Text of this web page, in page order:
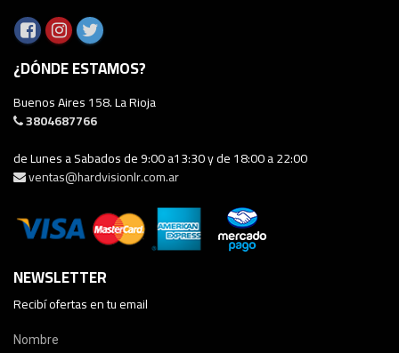
¿DÓNDE ESTAMOS?
Buenos Aires 158. La Rioja
3804687766
de Lunes a Sabados de 9:00 a13:30 y de 18:00 a 22:00
ventas@hardvisionlr.com.ar
NEWSLETTER
Recibí ofertas en tu email